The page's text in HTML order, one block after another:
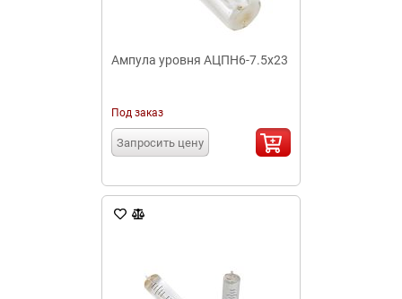
Ампула уровня АЦПН6-7.5x23
Под заказ
Запросить цену